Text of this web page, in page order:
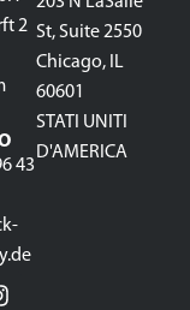
2
43
St, Suite 2550
Chicago, IL
60601
STATI UNITI
D'AMERICA